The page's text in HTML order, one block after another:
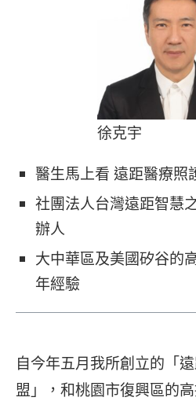
徐克宇
醫生馬上看 遠距醫療照
社團法人台灣遠距智慧
辦人
大中華區及美國矽谷的
年經驗
自今年五月我所創立的「
盟」，和桃園市復興區的